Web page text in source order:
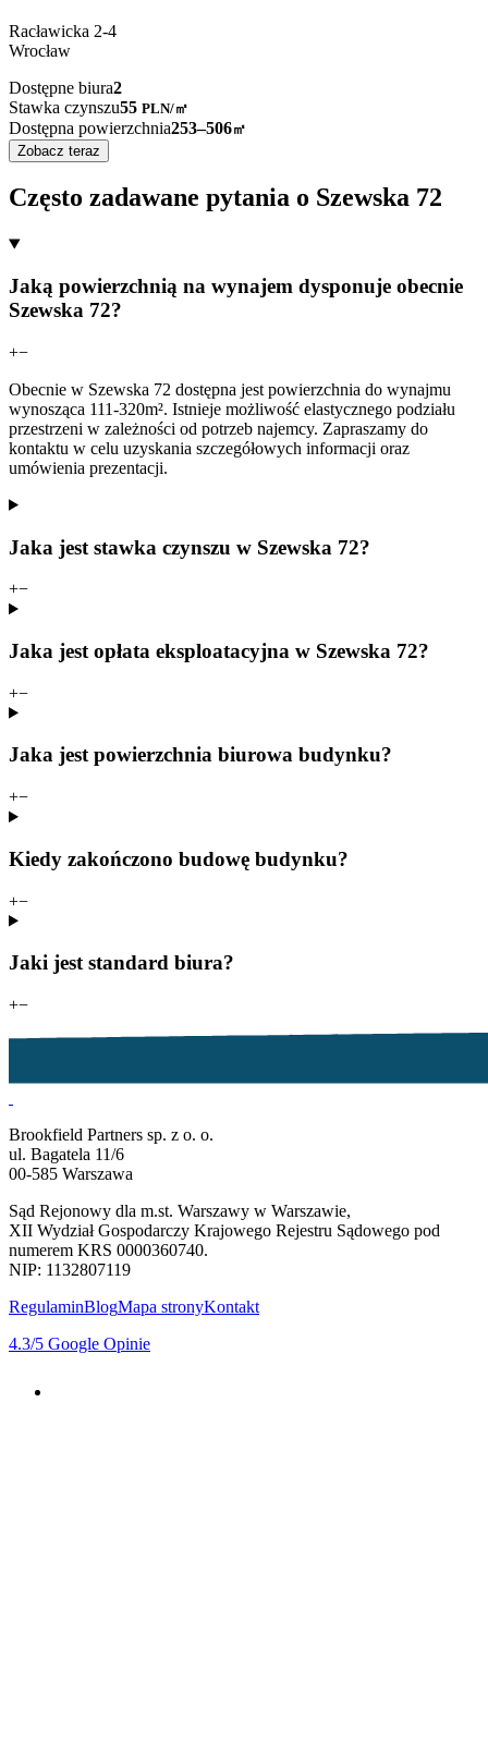
Racławicka 2-4
Wrocław
Dostępne biura2
Stawka czynszu55 PLN/㎡
Dostępna powierzchnia253–506㎡
Zobacz teraz
Często zadawane pytania o Szewska 72
Jaką powierzchnią na wynajem dysponuje obecnie
Szewska 72?
+−
Obecnie w Szewska 72 dostępna jest powierzchnia do wynajmu
wynosząca 111-320m². Istnieje możliwość elastycznego podziału
przestrzeni w zależności od potrzeb najemcy. Zapraszamy do
kontaktu w celu uzyskania szczegółowych informacji oraz
umówienia prezentacji.
Jaka jest stawka czynszu w Szewska 72?
+−
Jaka jest opłata eksploatacyjna w Szewska 72?
+−
Jaka jest powierzchnia biurowa budynku?
+−
Kiedy zakończono budowę budynku?
+−
Jaki jest standard biura?
+−
Brookfield Partners sp. z o. o.
ul. Bagatela 11/6
00-585 Warszawa
Sąd Rejonowy dla m.st. Warszawy w Warszawie,
XII Wydział Gospodarczy Krajowego Rejestru Sądowego pod
numerem KRS 0000360740.
NIP: 1132807119
RegulaminBlogMapa stronyKontakt
4.3/5 Google Opinie